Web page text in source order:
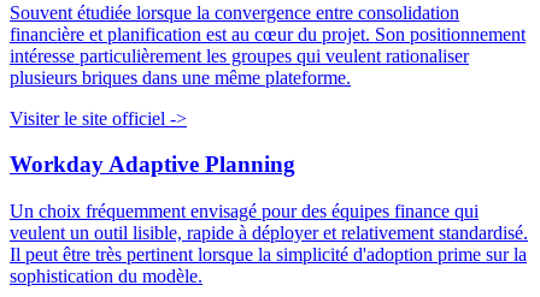
Souvent étudiée lorsque la convergence entre consolidation
financière et planification est au cœur du projet. Son positionnement
intéresse particulièrement les groupes qui veulent rationaliser
plusieurs briques dans une même plateforme.
Visiter le site officiel ->
Workday Adaptive Planning
Un choix fréquemment envisagé pour des équipes finance qui
veulent un outil lisible, rapide à déployer et relativement standardisé.
Il peut être très pertinent lorsque la simplicité d'adoption prime sur la
sophistication du modèle.